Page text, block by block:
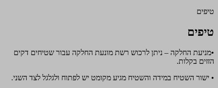
טיפים
טיפים
•מניעת החלקה – ניתן לרכוש רשת מונעת החלקה עבור שטיחים דקים
הזזים בקלות.
• ישור השטיח במידה והשטיח מגיע מקומט יש לפתוח ולגלגל לצד השני.